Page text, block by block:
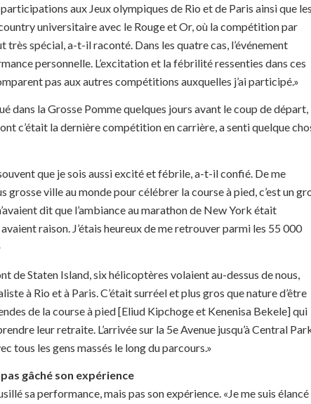
aux Jeux olympiques de Rio et de Paris ainsi que les
universitaire avec le Rouge et Or, où la compétition par
très spécial, a-t-il raconté. Dans les quatre cas, l’événement
personnelle. L’excitation et la fébrilité ressenties dans ces
pas aux autres compétitions auxquelles j’ai participé.»
dans la Grosse Pomme quelques jours avant le coup de départ,
c’était la dernière compétition en carrière, a senti quelque
que je sois aussi excité et fébrile, a-t-il confié. De me
grosse ville au monde pour célébrer la course à pied, c’est un
dit que l’ambiance au marathon de New York était
raison. J’étais heureux de me retrouver parmi les 55 000
de Staten Island, six hélicoptères volaient au-dessus de nous,
à Rio et à Paris. C’était surréel et plus gros que nature d’être
de la course à pied [Eliud Kipchoge et Kenenisa Bekele] qui
leur retraite. L’arrivée sur la 5e Avenue jusqu’à Central
tous les gens massés le long du parcours.»
gâché son expérience
sa performance, mais pas son expérience. «Je me suis élancé